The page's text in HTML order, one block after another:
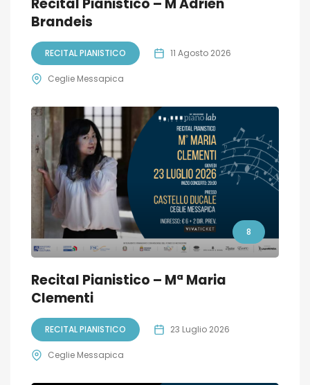
Recital Pianistico – M Adrien
Brandeis
RECITAL PIANISTICO 11 Agosto 2026
Ceglie Messapica
8
Recital Pianistico – Mª Maria
Clementi
RECITAL PIANISTICO 23 Luglio 2026
Ceglie Messapica